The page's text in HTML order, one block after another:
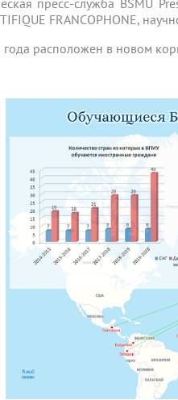
пресс-служба BSMU
FRANCOPHONE,
года расположен в новом